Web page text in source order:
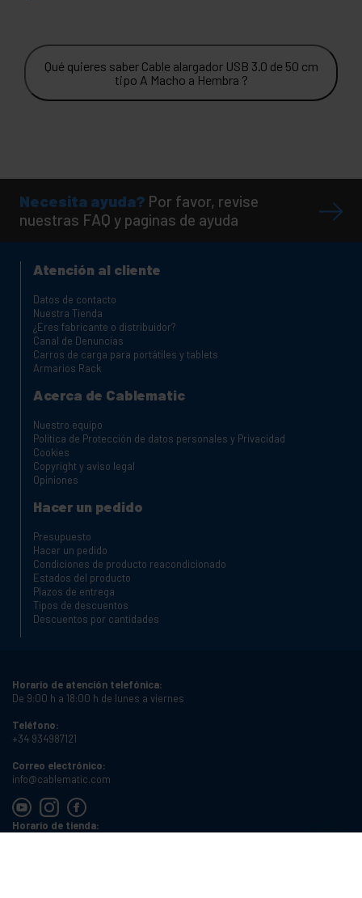
Qué quieres saber Cable alargador USB 3.0 de 50 cm
tipo A Macho a Hembra ?
Necesita ayuda? Por favor, revise
nuestras FAQ y paginas de ayuda
Atención al cliente
Datos de contacto
Nuestra Tienda
¿Eres fabricante o distribuidor?
Canal de Denuncias
Carros de carga para portátiles y tablets
Armarios Rack
Acerca de Cablematic
Nuestro equipo
Política de Protección de datos personales y Privacidad
Cookies
Copyright y aviso legal
Opiniones
Hacer un pedido
Presupuesto
Hacer un pedido
Condiciones de producto reacondicionado
Estados del producto
Plazos de entrega
Tipos de descuentos
Descuentos por cantidades
Horario de atención telefónica:
De 9:00 h a 18:00 h de lunes a viernes
Teléfono:
+34 934987121
Correo electrónico:
info@cablematic.com
Horario de tienda: